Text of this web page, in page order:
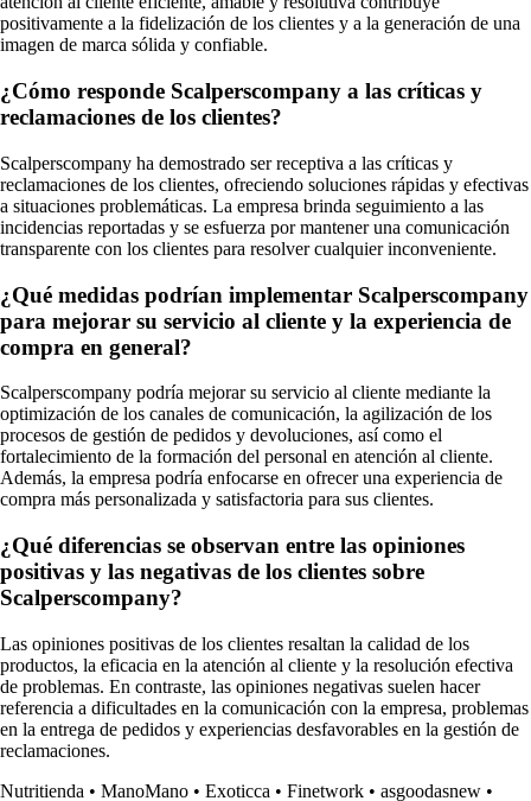
positivamente a la fidelización de los clientes y a la generación de una
imagen de marca sólida y confiable.
¿Cómo responde Scalperscompany a las críticas y
reclamaciones de los clientes?
Scalperscompany ha demostrado ser receptiva a las críticas y
reclamaciones de los clientes, ofreciendo soluciones rápidas y efectivas
a situaciones problemáticas. La empresa brinda seguimiento a las
incidencias reportadas y se esfuerza por mantener una comunicación
transparente con los clientes para resolver cualquier inconveniente.
¿Qué medidas podrían implementar Scalperscompany
para mejorar su servicio al cliente y la experiencia de
compra en general?
Scalperscompany podría mejorar su servicio al cliente mediante la
optimización de los canales de comunicación, la agilización de los
procesos de gestión de pedidos y devoluciones, así como el
fortalecimiento de la formación del personal en atención al cliente.
Además, la empresa podría enfocarse en ofrecer una experiencia de
compra más personalizada y satisfactoria para sus clientes.
¿Qué diferencias se observan entre las opiniones
positivas y las negativas de los clientes sobre
Scalperscompany?
Las opiniones positivas de los clientes resaltan la calidad de los
productos, la eficacia en la atención al cliente y la resolución efectiva
de problemas. En contraste, las opiniones negativas suelen hacer
referencia a dificultades en la comunicación con la empresa, problemas
en la entrega de pedidos y experiencias desfavorables en la gestión de
reclamaciones.
Nutritienda • ManoMano • Exoticca • Finetwork • asgoodasnew •